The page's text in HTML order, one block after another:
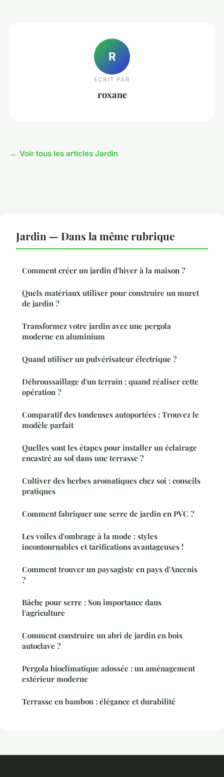
R
ECRIT PAR
roxane
← Voir tous les articles Jardin
Jardin — Dans la même rubrique
Comment créer un jardin d'hiver à la maison ?
Quels matériaux utiliser pour construire un muret
de jardin ?
Transformez votre jardin avec une pergola
moderne en aluminium
Quand utiliser un pulvérisateur électrique ?
Débroussaillage d'un terrain : quand réaliser cette
opération ?
Comparatif des tondeuses autoportées : Trouvez le
modèle parfait
Quelles sont les étapes pour installer un éclairage
encastré au sol dans une terrasse ?
Cultiver des herbes aromatiques chez soi : conseils
pratiques
Comment fabriquer une serre de jardin en PVC ?
Les voiles d'ombrage à la mode : styles
incontournables et tarifications avantageuses !
Comment trouver un paysagiste en pays d'Ancenis
?
Bâche pour serre : Son importance dans
l'agriculture
Comment construire un abri de jardin en bois
autoclave ?
Pergola bioclimatique adossée : un aménagement
extérieur moderne
Terrasse en bambou : élégance et durabilité